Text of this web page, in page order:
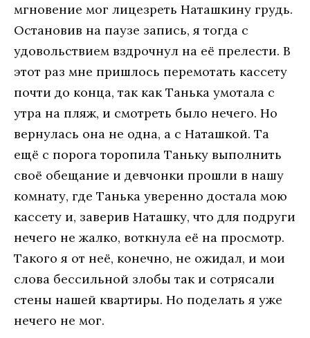
мгновение мог лицезреть Наташкину грудь.
Остановив на паузе запись, я тогда с
удовольствием вздрочнул на её прелести. В
этот раз мне пришлось перемотать кассету
почти до конца, так как Танька умотала с
утра на пляж, и смотреть было нечего. Но
вернулась она не одна, а с Наташкой. Та
ещё с порога торопила Таньку выполнить
своё обещание и девчонки прошли в нашу
комнату, где Танька уверенно достала мою
кассету и, заверив Наташку, что для подруги
нечего не жалко, воткнула её на просмотр.
Такого я от неё, конечно, не ожидал, и мои
слова бессильной злобы так и сотрясали
стены нашей квартиры. Но поделать я уже
нечего не мог.